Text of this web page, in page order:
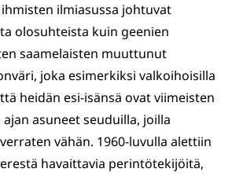
ilmiasussa johtuvat
olosuhteista kuin geenien
saamelaisten muuttunut
joka esimerkiksi valkoihoisilla
heidän esi-isänsä ovat viimeisten
asuneet seuduilla, joilla
vähän. 1960-luvulla alettiin
havaittavia perintötekijöitä,